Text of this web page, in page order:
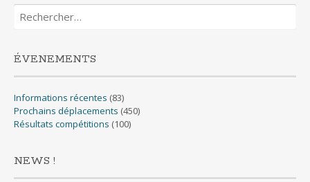
Rechercher :
ÉVENEMENTS
Informations récentes (83)
Prochains déplacements (450)
Résultats compétitions (100)
NEWS !